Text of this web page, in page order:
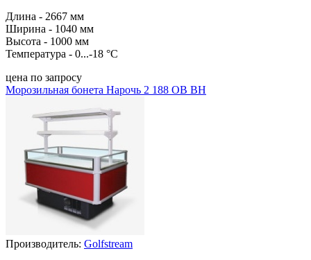
Длина - 2667 мм
Ширина - 1040 мм
Высота - 1000 мм
Температура - 0...-18 °С
цена по запросу
Морозильная бонета Нарочь 2 188 ОВ ВН
Производитель: Golfstream